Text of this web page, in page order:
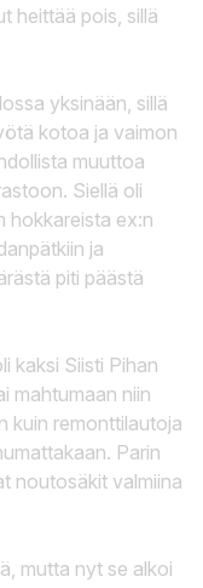
heittää pois, sillä
yksinään, sillä
kotoa ja vaimon
muuttoa
Siellä oli
hokkareista ex:n
ja
piti päästä
kaksi Siisti Pihan
mahtumaan niin
kuin remonttilautoja
Parin
noutosäkit valmiina
mutta nyt se alkoi